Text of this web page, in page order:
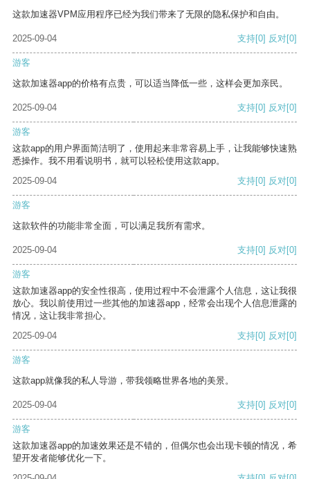
这款加速器VPM应用程序已经为我们带来了无限的隐私保护和自由。
2025-09-04 支持[0] 反对[0]
游客
这款加速器app的价格有点贵，可以适当降低一些，这样会更加亲民。
2025-09-04 支持[0] 反对[0]
游客
这款app的用户界面简洁明了，使用起来非常容易上手，让我能够快速熟
悉操作。我不用看说明书，就可以轻松使用这款app。
2025-09-04
支持[0] 反对[0]
游客
这款软件的功能非常全面，可以满足我所有需求。
2025-09-04 支持[0] 反对[0]
游客
这款加速器app的安全性很高，使用过程中不会泄露个人信息，这让我很
放心。我以前使用过一些其他的加速器app，经常会出现个人信息泄露的
情况，这让我非常担心。
2025-09-04
支持[0] 反对[0]
游客
这款app就像我的私人导游，带我领略世界各地的美景。
2025-09-04 支持[0] 反对[0]
游客
这款加速器app的加速效果还是不错的，但偶尔也会出现卡顿的情况，希
望开发者能够优化一下。